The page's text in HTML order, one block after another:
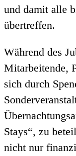
und damit alle
übertreffen.
Während des
Mitarbeitende,
sich durch
Stays“, zu
nicht nur